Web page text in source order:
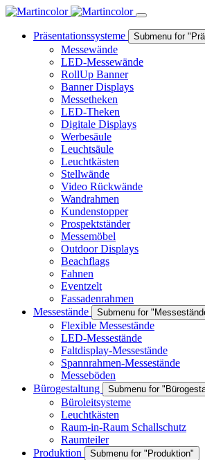
Präsentationssysteme Submenu for
Messewände
LED-Messewände
RollUp Banner
Banner Displays
Messetheken
LED-Theken
Digitale Displays
Werbesäule
Leuchtsäule
Leuchtkästen
Stellwände
Video Rückwände
Wandrahmen
Kundenstopper
Prospektständer
Messemöbel
Outdoor Displays
Beachflags
Fahnen
Eventzelt
Fassadenrahmen
Messestände
Submenu for
Flexible Messestände
LED-Messestände
Faltdisplay-Messestände
Spannrahmen-Messestände
Messeböden
Bürogestaltung
Submenu for
Büroleitsysteme
Leuchtkästen
Raum-in-Raum Schallschutz
Raumteiler
Produktion
Submenu for "Produktion"